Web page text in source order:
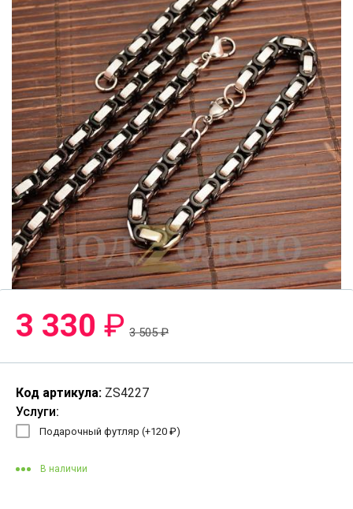
3 330 ₽ 3 505₽
Код артикула: ZS4227
Услуги:
Подарочный футляр (+120 ₽)
В наличии